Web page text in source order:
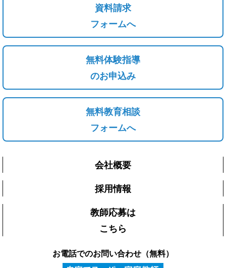
資料請求
フォームへ
無料体験指導
のお申込み
無料教育相談
フォームへ
会社概要
採用情報
教師応募は
こちら
お電話でのお問い合わせ（無料）